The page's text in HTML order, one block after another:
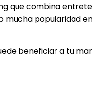
que combina
popularidad
beneficiar a tu